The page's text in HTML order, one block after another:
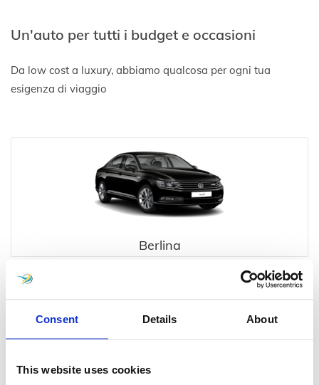
Consent Details About
This website uses cookies
Un'auto per tutti i budget e occasioni
Da low cost a luxury, abbiamo qualcosa per ogni tua
esigenza di viaggio
Berlina
Executive